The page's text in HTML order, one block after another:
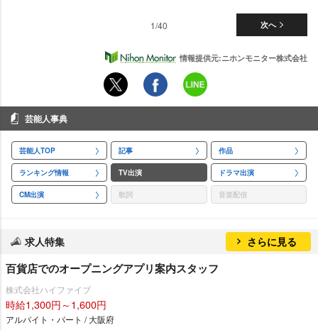
次へ
1/40
情報提供元:ニホンモニター株式会社
芸能人事典
芸能人TOP 記事 作品
ランキング情報 TV出演 ドラマ出演
CM出演 歌詞 音楽配信
求人特集 さらに見る
百貨店でのオープニングアプリ案内スタッフ
株式会社ハイファイブ
時給1,300円～1,600円
アルバイト・パート / 大阪府